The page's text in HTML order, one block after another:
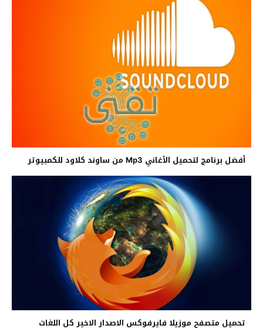
أفضل برنامج لتحميل الأغاني Mp3 من ساوند كلاود للكمبيوتر
تحميل متصفح موزيلا فايرفوكس الاصدار الاخير كل اللغات